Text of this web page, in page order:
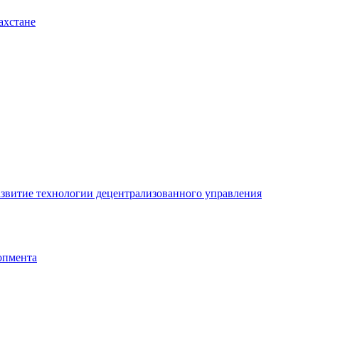
технологии децентрализованного управления